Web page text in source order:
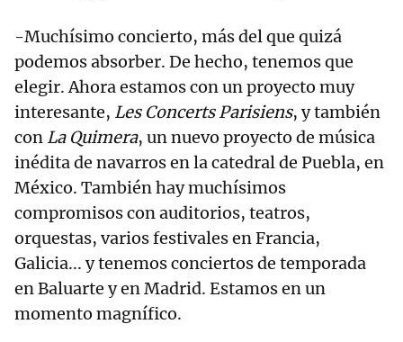
-Muchísimo concierto, más del que quizá
podemos absorber. De hecho, tenemos que
elegir. Ahora estamos con un proyecto muy
interesante, Les Concerts Parisiens, y también
con La Quimera, un nuevo proyecto de música
inédita de navarros en la catedral de Puebla, en
México. También hay muchísimos
compromisos con auditorios, teatros,
orquestas, varios festivales en Francia,
Galicia... y tenemos conciertos de temporada
en Baluarte y en Madrid. Estamos en un
momento magnífico.